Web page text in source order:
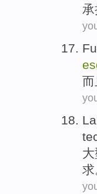
承
而
大
求